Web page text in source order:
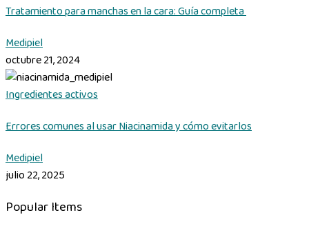
Tratamiento para manchas en la cara: Guía completa
Medipiel
octubre 21, 2024
Ingredientes activos
Errores comunes al usar Niacinamida y cómo evitarlos
Medipiel
julio 22, 2025
Popular Items